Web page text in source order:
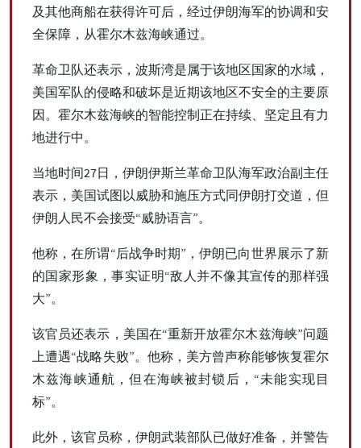
及其他商船在获得许可后，经过伊朗海军的协调和安
全保障，从霍尔木兹海峡通过。
革命卫队还表示，波斯湾是属于该地区国家的水域，
美国军队的侵略和破坏是近期该地区不安全的主要原
因。霍尔木兹海峡的智能控制正在持续、坚定且有力
地进行中。
当地时间27日，伊朗伊斯兰革命卫队海军政治副主任
表示，美国试图以威胁和施压方式同伊朗打交道，但
伊朗人民不会接受“威胁语言”。
他称，在所谓“后战争时期”，伊朗已向世界展示了新
的国家形象，事实证明“敌人并不像其宣传的那样强
大”。
该官员还表示，美国在“重新开放霍尔木兹海峡”问题
上遭遇“战略失败”。他称，美方曾声称能够恢复霍尔
木兹海峡通航，但在海峡被封锁后，“未能实现目
标”。
此外，该官员称，伊朗武装部队已做好准备，并警告